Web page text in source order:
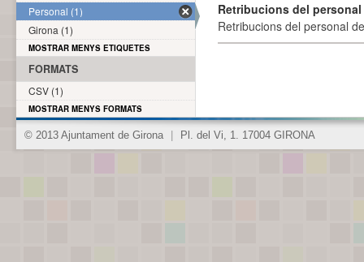
Retribucions del
Retribucions del personal
Personal (1)
Girona (1)
MOSTRAR MENYS ETIQUETES
FORMATS
CSV (1)
MOSTRAR MENYS FORMATS
© 2013 Ajuntament de Girona Pl. del Vi, 1. 17004 GIRONA